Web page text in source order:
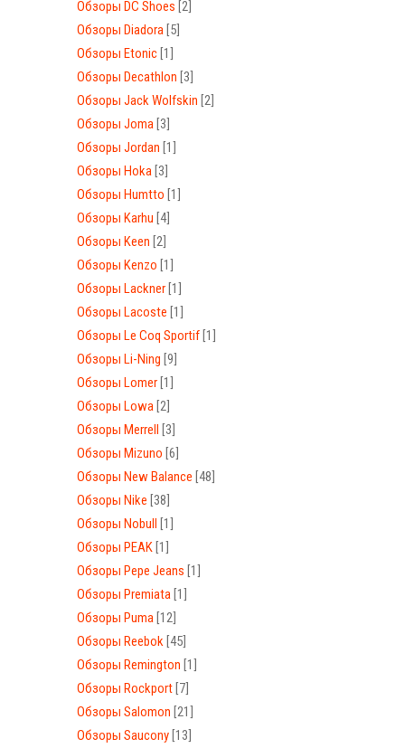
Обзоры DC Shoes [2]
Обзоры Diadora [5]
Обзоры Etonic [1]
Обзоры Decathlon [3]
Обзоры Jack Wolfskin [2]
Обзоры Joma [3]
Обзоры Jordan [1]
Обзоры Hoka [3]
Обзоры Humtto [1]
Обзоры Karhu [4]
Обзоры Keen [2]
Обзоры Kenzo [1]
Обзоры Lackner [1]
Обзоры Lacoste [1]
Обзоры Le Coq Sportif [1]
Обзоры Li-Ning [9]
Обзоры Lomer [1]
Обзоры Lowa [2]
Обзоры Merrell [3]
Обзоры Mizuno [6]
Обзоры New Balance [48]
Обзоры Nike [38]
Обзоры Nobull [1]
Обзоры PEAK [1]
Обзоры Pepe Jeans [1]
Обзоры Premiata [1]
Обзоры Puma [12]
Обзоры Reebok [45]
Обзоры Remington [1]
Обзоры Rockport [7]
Обзоры Salomon [21]
Обзоры Saucony [13]